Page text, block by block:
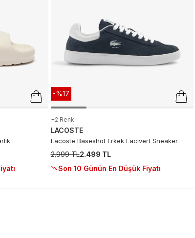
-%17
+2 Renk
LACOSTE
Lacoste Baseshot Erkek Lacivert Sneaker
2.999 TL2.499 TL
Son 10 Günün En Düşük Fiyatı